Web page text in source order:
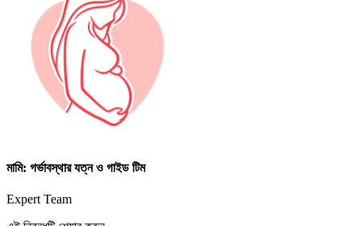
মামি: গর্ভাবস্থার যত্ন ও গাইড টিম
Expert Team